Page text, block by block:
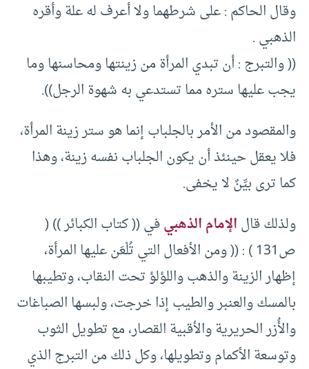
وقال الحاكم : على شرطهما ولا أعرف له علة وأقره
الذهبي .
(( والتبرج : أن تبدي المرأة من زينتها ومحاسنها وما
يجب عليها ستره مما تستدعي به شهوة الرجل)).
والمقصود من الأمر بالجلباب إنما هو ستر زينة المرأة،
فلا يعقل حينئذ أن يكون الجلباب نفسه زينة، وهذا
كما ترى بيِّنٌ لا يخفى.
ولذلك قالالإمام الذهبيفي (( كتاب الكبائر )) (
ص131 ) : (( ومن الأفعال التي تُلْعَن عليها المرأة،
إظهار الزينة والذهب واللؤلؤ تحت النقاب، وتطيبها
بالمسك والعنبر والطيب إذا خرجت، ولبسها الصباغات
والأُزر الحريرية والأقبية القصار، مع تطويل الثوب
وتوسعة الأكمام وتطويلها، وكل ذلك من التبرج الذي